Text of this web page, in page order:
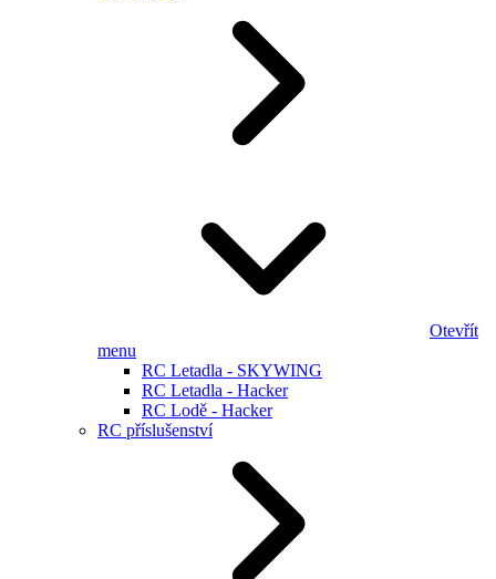
Otevřít
menu
RC Letadla - SKYWING
RC Letadla - Hacker
RC Lodě - Hacker
RC příslušenství